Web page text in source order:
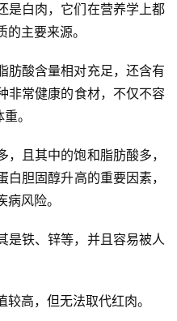
是白肉，它们在营养学上都
主要来源。
肪酸含量相对充足，还含有
非常健康的食材，不仅不容
。
且其中的饱和脂肪酸多，
胆固醇升高的重要因素，
风险。
是铁、锌等，并且容易被人
高，但无法取代红肉。